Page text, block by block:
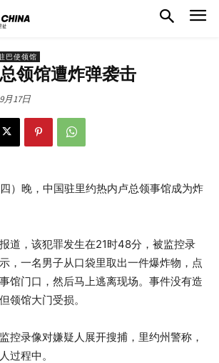
巴使领馆
领馆遭炸弹袭击
月17日
）晚，中国驻里约热内卢总领事馆成为炸
道，该犯罪发生在21时48分，被监控录
，一名男子从口袋里取出一件爆炸物，点
馆门口，然后马上逃离现场。事件没有造
领馆大门受损。
控录像对嫌疑人展开搜捕，里约州警称，
过程中。